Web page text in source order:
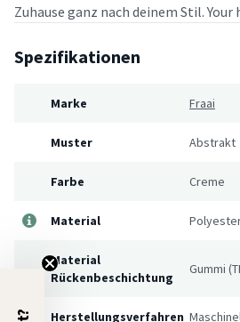
Zuhause ganz nach deinem Stil. Your
Spezifikationen
Marke Fraai
Muster Abstrakt
Farbe Creme
Material
Material
Rückenbeschichtung
Gummi
Herstellungsverfahren